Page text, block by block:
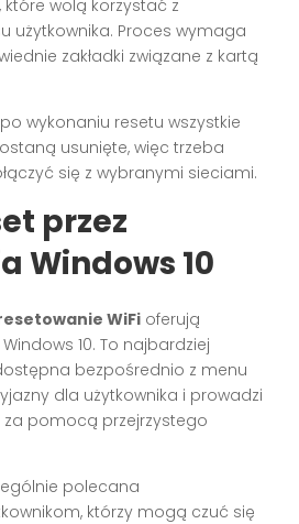
wolą korzystać z
użytkownika. Proces wymaga
zakładki związane z kartą
wykonaniu resetu wszystkie
usunięte, więc trzeba
się z wybranymi sieciami.
przez
Windows 10
WiFi oferują
10. To najbardziej
bezpośrednio z menu
dla użytkownika i prowadzi
za pomocą przejrzystego
polecana
którzy mogą czuć się